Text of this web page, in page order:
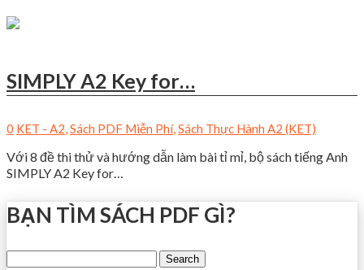
SIMPLY A2 Key for…
0 KET - A2,Sách PDF Miễn Phí,Sách Thực Hành A2 (KET)
Với 8 đề thi thử và hướng dẫn làm bài tỉ mỉ, bộ sách tiếng Anh
SIMPLY A2 Key for…
BẠN TÌM SÁCH PDF GÌ?